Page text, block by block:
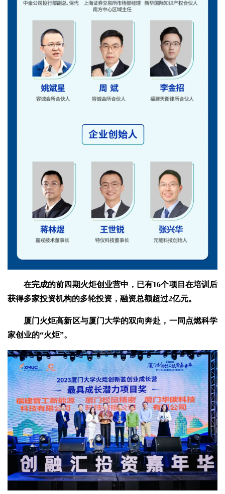
在完成的前四期火炬创业营中，已有16个项目在培训后
获得多家投资机构的多轮投资，融资总额超过2亿元。
厦门火炬高新区与厦门大学的双向奔赴，一同点燃科学
家创业的“火炬”。